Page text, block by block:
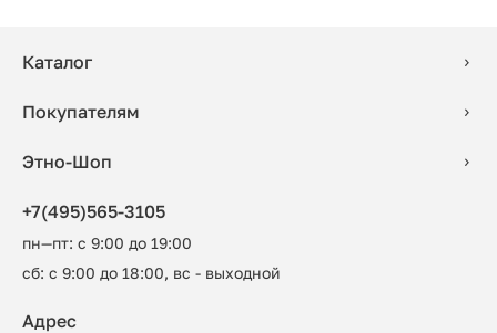
Каталог
Покупателям
Этно-Шоп
+7(495)565-3105
пн—пт: с 9:00 до 19:00
сб: с 9:00 до 18:00, вс - выходной
Адрес